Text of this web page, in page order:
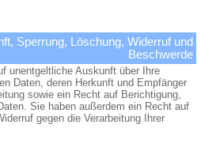
Sperrung, Löschung, Widerruf und
Beschwerde
unentgeltliche Auskunft über Ihre
Daten, deren Herkunft und Empfänger
sowie ein Recht auf Berichtigung,
Sie haben außerdem ein Recht auf
gegen die Verarbeitung Ihrer